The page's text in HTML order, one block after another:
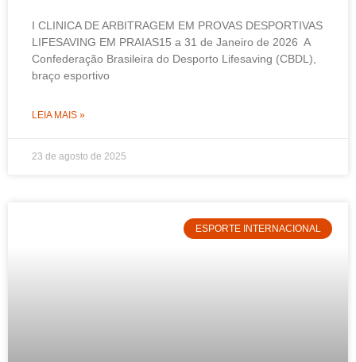
I CLINICA DE ARBITRAGEM EM PROVAS DESPORTIVAS
LIFESAVING EM PRAIAS15 a 31 de Janeiro de 2026 A
Confederação Brasileira do Desporto Lifesaving (CBDL),
braço esportivo
LEIA MAIS »
23 de agosto de 2025
ESPORTE INTERNACIONAL